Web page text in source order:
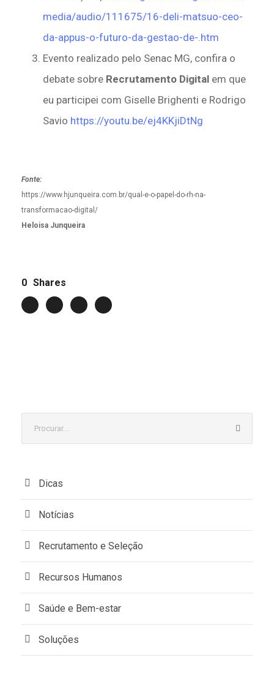
media/audio/111675/16-deli-matsuo-ceo-
da-appus-o-futuro-da-gestao-de-.htm
Evento realizado pelo Senac MG, confira o
debate sobre Recrutamento Digital em que
eu participei com Giselle Brighenti e Rodrigo
Savio https://youtu.be/ej4KKjiDtNg
Fonte:
https://www.hjunqueira.com.br/qual-e-o-papel-do-rh-na-
transformacao-digital/
Heloisa Junqueira
0 Shares
Dicas
Notícias
Recrutamento e Seleção
Recursos Humanos
Saúde e Bem-estar
Soluções